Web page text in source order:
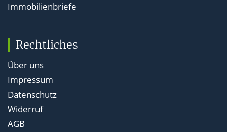
Immobilienbriefe
Rechtliches
Über uns
Impressum
Datenschutz
Widerruf
AGB